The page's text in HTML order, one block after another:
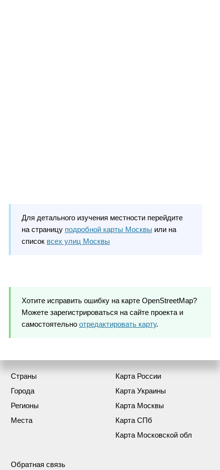
Для детального изучения местности перейдите
на страницу подробной карты Москвы или на
список всех улиц Москвы
Хотите исправить ошибку на карте OpenStreetMap?
Можете зарегистрироваться на сайте проекта и
самостоятельно отредактировать карту.
Страны
Города
Регионы
Места
Карта России
Карта Украины
Карта Москвы
Карта СПб
Карта Московской обл
Обратная связь